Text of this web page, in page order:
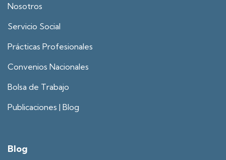
Nosotros
Servicio Social
Prácticas Profesionales
Convenios Nacionales
Bolsa de Trabajo
Publicaciones | Blog
Blog